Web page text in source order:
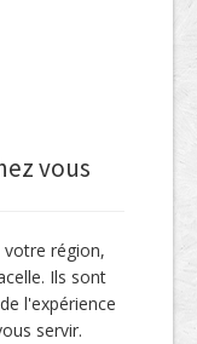
vous
votre région,
Ils sont
l'expérience
servir.